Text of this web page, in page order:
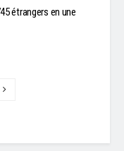
étrangers en une